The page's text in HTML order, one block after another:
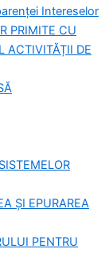
Intereselor
PRIMITE CU
ACTIVITĂȚII DE
ȘI EPURAREA
PENTRU